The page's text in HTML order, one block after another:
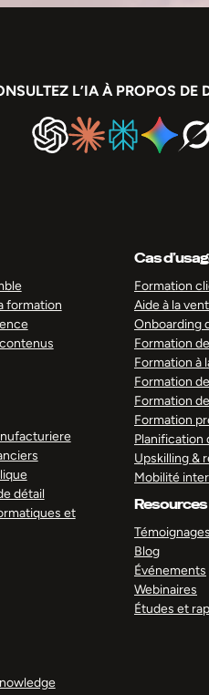
L’IA À PROPOS DE
formation
détail
et
Cas
Formation
Aide à la
Onboarding
Formation
Formation à
Formation
Formation
Formation
Upskilling &
Mobilité
Resources
Blog
Événements
Webinaires
Études et